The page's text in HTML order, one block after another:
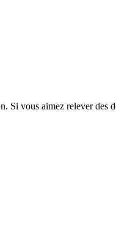
Si vous aimez relever des